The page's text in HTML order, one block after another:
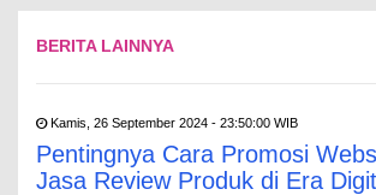
BERITA LAINNYA
Kamis, 26 September 2024 - 23:50:00 WIB
Pentingnya Cara Promosi
Jasa Review Produk di Era